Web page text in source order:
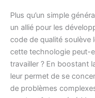
Plus qu’un simple
un allié pour les
code de qualité
cette technologie peut-
travailler ? En boostant
leur permet de se
de problèmes